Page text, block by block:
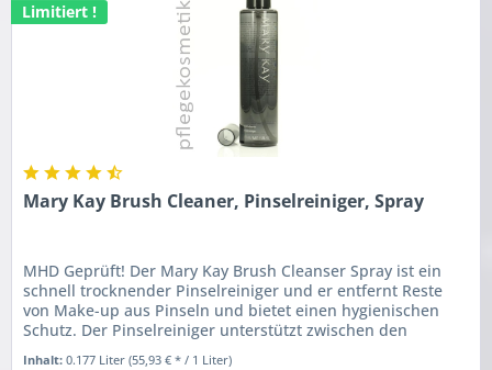
Limitiert !
Mary Kay Brush Cleaner, Pinselreiniger, Spray
MHD Geprüft! Der Mary Kay Brush Cleanser Spray ist ein
schnell trocknender Pinselreiniger und er entfernt Reste
von Make-up aus Pinseln und bietet einen hygienischen
Schutz. Der Pinselreiniger unterstützt zwischen den
Verwendungen die...
Inhalt:0.177 Liter(55,93 € * / 1 Liter)